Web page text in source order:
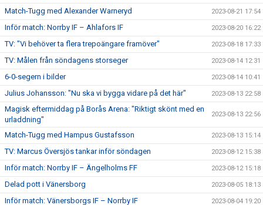
Match-Tugg med Alexander Warneryd 2023-08-21 17:54
Inför match: Norrby IF – Ahlafors IF 2023-08-20 16:22
TV: "Vi behöver ta flera trepoängare framöver" 2023-08-18 17:33
TV: Målen från söndagens storseger 2023-08-14 12:31
6-0-segern i bilder 2023-08-14 10:41
Julius Johansson: "Nu ska vi bygga vidare på det här" 2023-08-13 22:58
Magisk eftermiddag på Borås Arena: "Riktigt skönt med en
urladdning"
2023-08-13 22:56
Match-Tugg med Hampus Gustafsson 2023-08-13 15:14
TV: Marcus Översjös tankar inför söndagen 2023-08-12 15:38
Inför match: Norrby IF – Ängelholms FF 2023-08-12 15:18
Delad pott i Vänersborg 2023-08-05 18:13
Inför match: Vänersborgs IF – Norrby IF 2023-08-04 19:20